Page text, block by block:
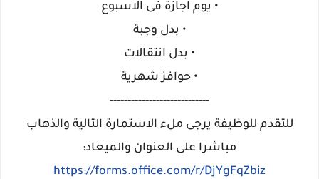
• يوم اجازة فى الاسبوع
• بدل وجبة
• بدل انتقالات
• حوافز شهرية
----------------------------
للتقدم للوظيفة يرجى ملء الاستمارة التالية والذهاب
مباشرا على العنوان والميعاد:
https://forms.office.com/r/DjYgFqZbiz